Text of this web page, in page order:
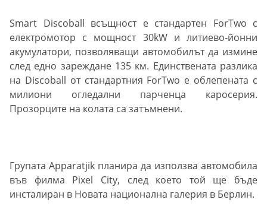
Smart Discoball всъщност е стандартен ForTwo с
електромотор с мощност 30kW и литиево-йонни
акумулатори, позволяващи автомобилът да измине
след едно зареждане 135 км. Единствената разлика
на Discoball от стандартния ForTwo е облепената с
милиони огледални парченца каросерия.
Прозорците на колата са затъмнени.
Групата Apparatjik планира да използва автомобила
във филма Pixel City, след което той ще бъде
инсталиран в Новата национална галерия в Берлин.